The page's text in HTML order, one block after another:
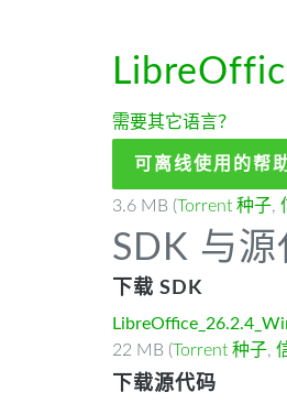
需要其它语言？
可离线使用的帮
3.6 MB (Torrent 种子,
SDK 与源
下载 SDK
22 MB (Torrent 种子,
下载源代码